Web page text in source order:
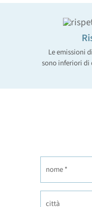
Le emissioni
sono inferiori di